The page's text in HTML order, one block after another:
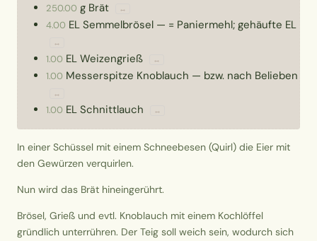
250.00 g Brät ↔
4.00 EL Semmelbrösel — = Paniermehl; gehäufte EL
↔
1.00 EL Weizengrieß ↔
1.00 Messerspitze Knoblauch — bzw. nach Belieben
↔
1.00 EL Schnittlauch ↔
In einer Schüssel mit einem Schneebesen (Quirl) die Eier mit
den Gewürzen verquirlen.
Nun wird das Brät hineingerührt.
Brösel, Grieß und evtl. Knoblauch mit einem Kochlöffel
gründlich unterrühren. Der Teig soll weich sein, wodurch sich